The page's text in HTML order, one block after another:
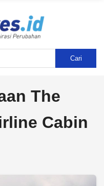
Cari
The
Cabin